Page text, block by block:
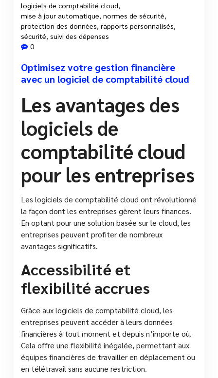
logiciels de comptabilité cloud
mise à jour automatique normes de sécurité
protection des données rapports personnalisés
sécurité suivi des dépenses
0
Optimisez votre gestion financière
avec un logiciel de comptabilité cloud
Les avantages des
logiciels de
comptabilité cloud
pour les entreprises
Les logiciels de comptabilité cloud ont révolutionné
la façon dont les entreprises gèrent leurs finances.
En optant pour une solution basée sur le cloud, les
entreprises peuvent profiter de nombreux
avantages significatifs.
Accessibilité et
flexibilité accrues
Grâce aux logiciels de comptabilité cloud, les
entreprises peuvent accéder à leurs données
financières à tout moment et depuis n’importe où.
Cela offre une flexibilité inégalée, permettant aux
équipes financières de travailler en déplacement ou
en télétravail sans aucune restriction.